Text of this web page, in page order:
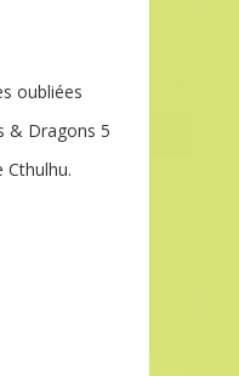
oubliées
& Dragons 5
Cthulhu.